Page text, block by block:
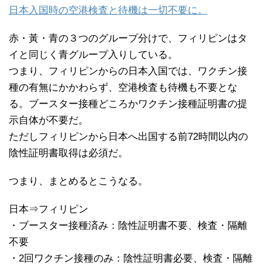
日本入国時の空港検査と待機は一切不要に。
赤・黃・青の３つのグループ分けで、フィリピンはタ
イと同じく青グループ入りしている。
つまり、フィリピンからの日本入国では、ワクチン接
種の有無にかかわらず、空港検査も待機も不要とな
る。ブースター接種どころかワクチン接種証明書の提
示自体が不要だ。
ただしフィリピンから日本へ出国する前72時間以内の
陰性証明書取得は必須だ。
つまり、まとめるとこうなる。
日本⇒フィリピン
・ブースター接種済み：陰性証明書不要、検査・隔離
不要
・2回ワクチン接種のみ：陰性証明書必要、検査・隔離